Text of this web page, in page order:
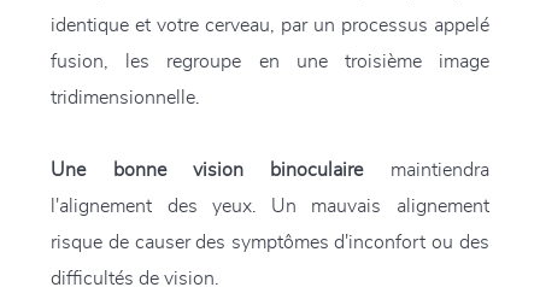
identique et votre cerveau, par un processus appelé
fusion, les regroupe en une troisième image
tridimensionnelle.
Une bonne vision binoculairemaintiendra
l'alignement des yeux. Un mauvais alignement
risque de causer des symptômes d'inconfort ou des
difficultés de vision.